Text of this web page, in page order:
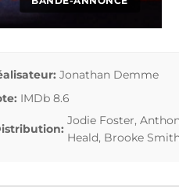
Jonathan Demme
IMDb 8.6
Jodie Foster,
Heald, Brooke Smith